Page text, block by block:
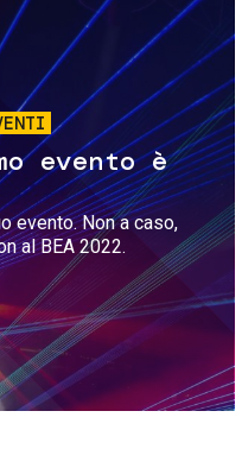
evento è
evento. Non a caso,
al BEA 2022.